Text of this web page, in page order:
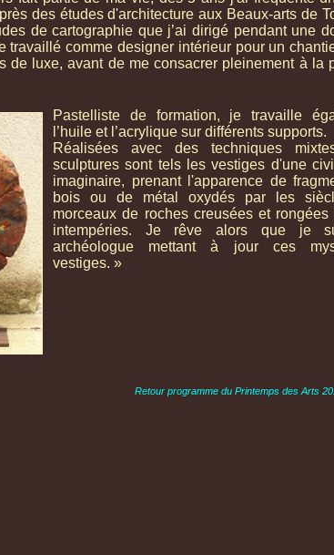
Pastelliste de formation, je travaille
l’huile et l’acrylique sur différents supports.
Réalisées avec des techniques
sculptures sont tels les vestiges d'une
imaginaire, prenant l'apparence de
bois ou de métal oxydés par les
morceaux de roches creusées et
intempéries. Je rêve alors que je
archéologue mettant à jour ces
vestiges. »
des études d'architecture aux Beaux-arts de
de cartographie que j’ai dirigé pendant une
travaillé comme designer intérieur pour un
de luxe, avant de me consacrer pleinement à la
Retour programme du Printemps des Arts